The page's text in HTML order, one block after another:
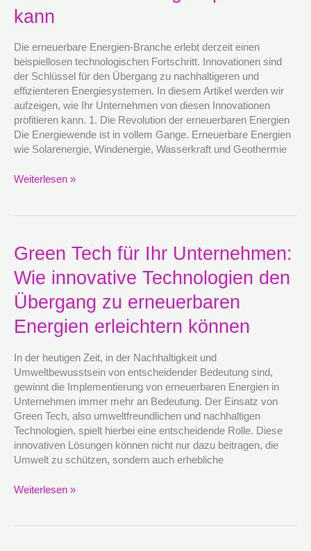
kann
Die erneuerbare Energien-Branche erlebt derzeit einen
beispiellosen technologischen Fortschritt. Innovationen sind
der Schlüssel für den Übergang zu nachhaltigeren und
effizienteren Energiesystemen. In diesem Artikel werden wir
aufzeigen, wie Ihr Unternehmen von diesen Innovationen
profitieren kann. 1. Die Revolution der erneuerbaren Energien
Die Energiewende ist in vollem Gange. Erneuerbare Energien
wie Solarenergie, Windenergie, Wasserkraft und Geothermie
Fortschritt
erneuerbaren
Energien
profitieren
kann
Weiterlesen »
Green Tech für Ihr Unternehmen:
Wie innovative Technologien den
Übergang zu erneuerbaren
Energien erleichtern können
In der heutigen Zeit, in der Nachhaltigkeit und
Umweltbewusstsein von entscheidender Bedeutung sind,
gewinnt die Implementierung von erneuerbaren Energien in
Unternehmen immer mehr an Bedeutung. Der Einsatz von
Green Tech, also umweltfreundlichen und nachhaltigen
Technologien, spielt hierbei eine entscheidende Rolle. Diese
innovativen Lösungen können nicht nur dazu beitragen, die
Umwelt zu schützen, sondern auch erhebliche
Green
Tech
für
Ihr
Unternehmen:
Wie
innovative
den
Übergang
zu
erneuerbaren
Energien
erleichtern
können
Weiterlesen »